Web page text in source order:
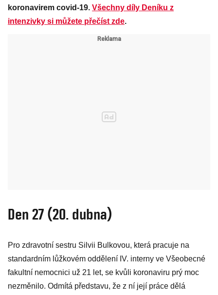
koronavirem covid-19. Všechny díly Deníku z
intenzivky si můžete přečíst zde.
Den 27 (20. dubna)
Pro zdravotní sestru Silvii Bulkovou, která pracuje na
standardním lůžkovém oddělení IV. interny ve Všeobecné
fakultní nemocnici už 21 let, se kvůli koronaviru prý moc
nezměnilo. Odmítá představu, že z ní její práce dělá